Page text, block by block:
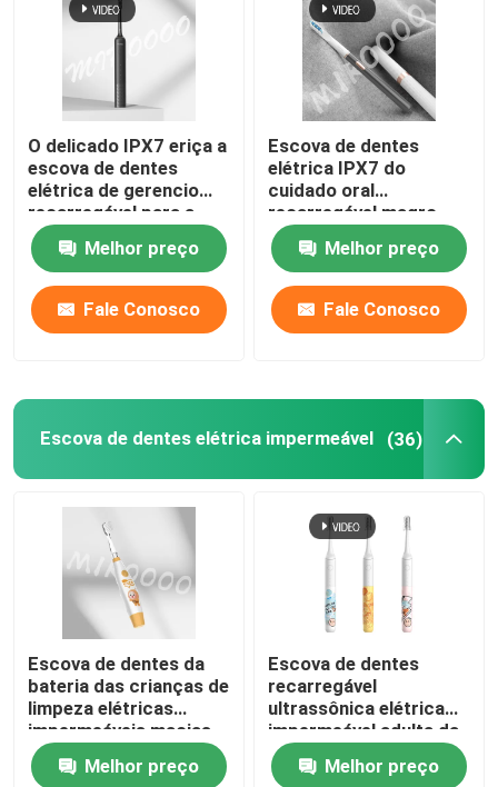
O delicado IPX7 eriça a
escova de dentes
elétrica de gerencio
recarregável para a
proteção da goma
Melhor preço
Fale Conosco
Escova de dentes
elétrica IPX7 do
cuidado oral
recarregável magro
impermeável com 3
modosMelhor preço
Fale Conosco
Escova de dentes elétrica impermeável (36)
Escova de dentes da
bateria das crianças de
limpeza elétricas
impermeáveis macias
da escova de dentes
IPX7
Melhor preço
Escova de dentes
recarregável
ultrassônica elétrica
impermeável adulta da
escova de dentes IPX7
Melhor preço